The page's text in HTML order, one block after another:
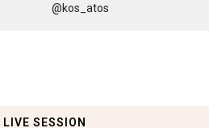
@kos_atos
LIVE SESSION